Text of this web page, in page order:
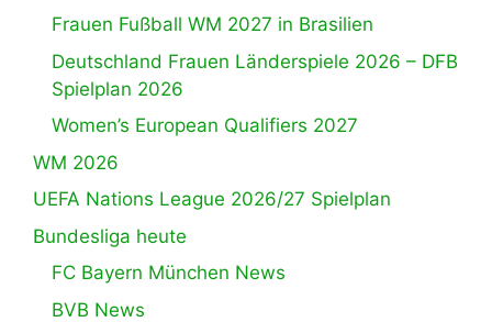
Frauen Fußball WM 2027 in Brasilien
Deutschland Frauen Länderspiele 2026 – DFB
Spielplan 2026
Women’s European Qualifiers 2027
WM 2026
UEFA Nations League 2026/27 Spielplan
Bundesliga heute
FC Bayern München News
BVB News